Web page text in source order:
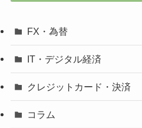
FX・為替
IT・デジタル経済
クレジットカード・決済
コラム